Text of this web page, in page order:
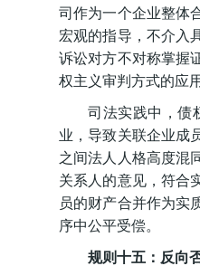
司作为一个企业整体
宏观的指导，不介入
诉讼对方不对称掌握
权主义审判方式的应用
司法实践中，债
业，导致关联企业成
之间法人人格高度混
关系人的意见，符合
员的财产合并作为实
序中公平受偿。
规则十五：反向